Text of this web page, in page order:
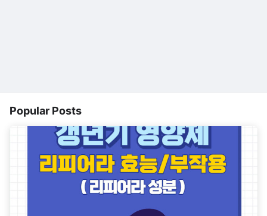
Popular Posts